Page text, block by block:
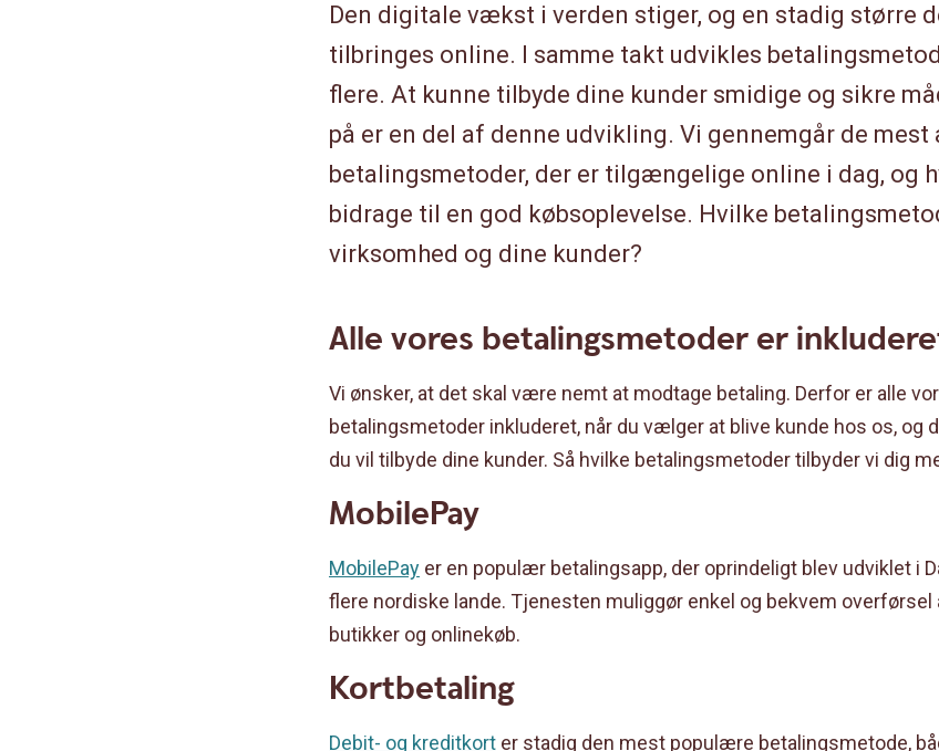
Den digitale vækst i verden stiger, og en stadig større
tilbringes online. I samme takt udvikles
flere. At kunne tilbyde dine kunder smidige og sikre
på er en del af denne udvikling. Vi gennemgår de
betalingsmetoder, der er tilgængelige online i dag, og
bidrage til en god købsoplevelse. Hvilke
virksomhed og dine kunder?
Alle vores betalingsmetoder er
Vi ønsker, at det skal være nemt at modtage betaling. Derfor er alle
betalingsmetoder inkluderet, når du vælger at blive kunde hos os, og
du vil tilbyde dine kunder. Så hvilke betalingsmetoder tilbyder vi dig
MobilePay
MobilePay er en populær betalingsapp, der oprindeligt blev udviklet i
flere nordiske lande. Tjenesten muliggør enkel og bekvem overførsel
butikker og onlinekøb.
Kortbetaling
Debit- og kreditkort er stadig den mest populære betalingsmetode,